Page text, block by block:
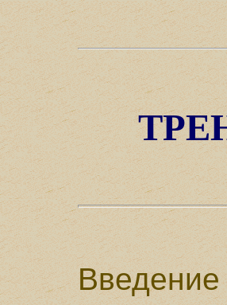
Введение